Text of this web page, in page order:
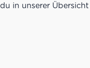
du in unserer